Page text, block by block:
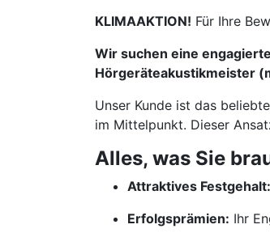
KLIMAAKTION! Für Ihre
Wir suchen eine
Hörgeräteakustikmeister
Unser Kunde ist das
im Mittelpunkt. Dieser
Alles, was Sie
Attraktives Festgehalt:
Erfolgsprämien: Ihr